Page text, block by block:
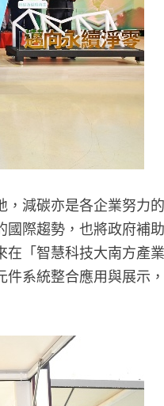
減碳亦是各企業努力
際趨勢，也將政府補
「智慧科技大南方產
系統整合應用與展示